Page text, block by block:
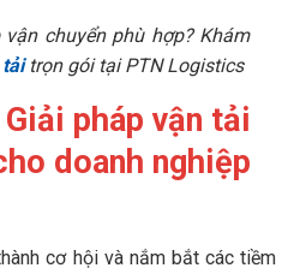
chuyển phù hợp? Khám
trọn gói tại PTN Logistics
pháp vận tải
doanh nghiệp
cơ hội và nắm bắt các tiềm